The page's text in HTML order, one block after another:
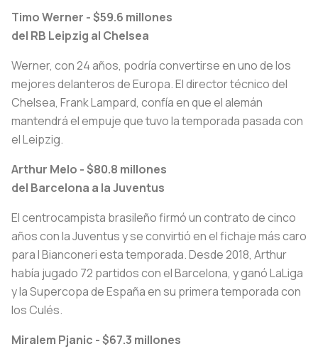
Timo Werner - $59.6 millones
del RB Leipzig al Chelsea
Werner, con 24 años, podría convertirse en uno de los
mejores delanteros de Europa. El director técnico del
Chelsea, Frank Lampard, confía en que el alemán
mantendrá el empuje que tuvo la temporada pasada con
el Leipzig.
Arthur Melo - $80.8 millones
del Barcelona a la Juventus
El centrocampista brasileño firmó un contrato de cinco
años con la Juventus y se convirtió en el fichaje más caro
paraI Bianconeriesta temporada. Desde 2018, Arthur
había jugado 72 partidos con el Barcelona, y ganó LaLiga
y la Supercopa de España en su primera temporada con
los Culés.
Miralem Pjanic - $67.3 millones